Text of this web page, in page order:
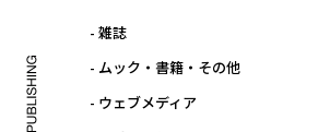
- 雑誌
- ムック・書籍・その他
- ウェブメディア